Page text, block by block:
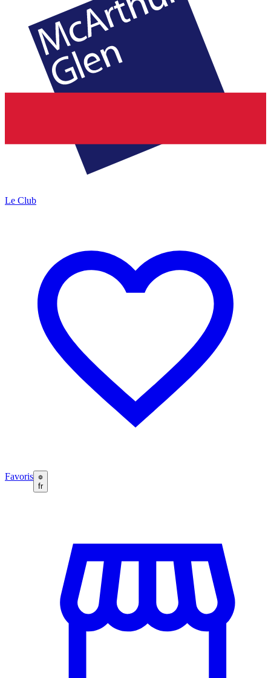
Le Club
Favoris
fr